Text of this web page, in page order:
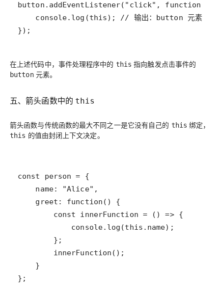
    console.log(this); // 输出：button 元素
});
在上述代码中，事件处理程序中的 this 指向触发点击事件的
button元素。
五、箭头函数中的 this
箭头函数与传统函数的最大不同之一是它没有自己的 this 绑定，
this 的值由封闭上下文决定。